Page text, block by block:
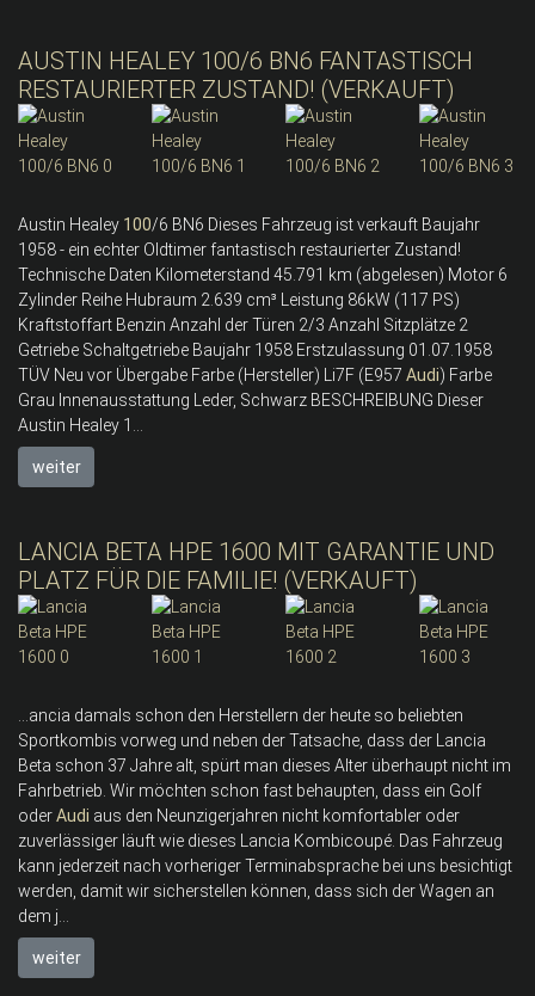
AUSTIN HEALEY 100/6 BN6 FANTASTISCH
RESTAURIERTER ZUSTAND! (VERKAUFT)
Austin Healey 100/6 BN6 Dieses Fahrzeug ist verkauft Baujahr
1958 - ein echter Oldtimer fantastisch restaurierter Zustand!
Technische Daten Kilometerstand 45.791 km (abgelesen) Motor 6
Zylinder Reihe Hubraum 2.639 cm³ Leistung 86kW (117 PS)
Kraftstoffart Benzin Anzahl der Türen 2/3 Anzahl Sitzplätze 2
Getriebe Schaltgetriebe Baujahr 1958 Erstzulassung 01.07.1958
TÜV Neu vor Übergabe Farbe (Hersteller) Li7F (E957 Audi) Farbe
Grau Innenausstattung Leder, Schwarz BESCHREIBUNG Dieser
Austin Healey 1...
weiter
LANCIA BETA HPE 1600 MIT GARANTIE UND
PLATZ FÜR DIE FAMILIE! (VERKAUFT)
...ancia damals schon den Herstellern der heute so beliebten
Sportkombis vorweg und neben der Tatsache, dass der Lancia
Beta schon 37 Jahre alt, spürt man dieses Alter überhaupt nicht im
Fahrbetrieb. Wir möchten schon fast behaupten, dass ein Golf
oderAudi aus den Neunzigerjahren nicht komfortabler oder
zuverlässiger läuft wie dieses Lancia Kombicoupé. Das Fahrzeug
kann jederzeit nach vorheriger Terminabsprache bei uns besichtigt
werden, damit wir sicherstellen können, dass sich der Wagen an
dem j...
weiter